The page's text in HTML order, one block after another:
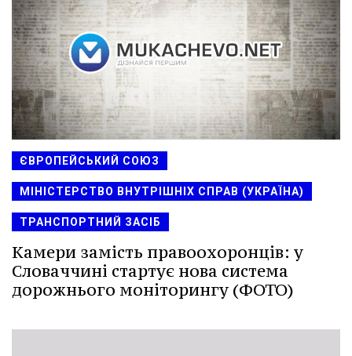
ЄВРОПЕЙСЬКИЙ СОЮЗ
МІНІСТЕРСТВО ВНУТРІШНІХ СПРАВ (УКРАЇНА)
ТРАНСПОРТНИЙ ЗАСІБ
Камери замість правоохоронців: у
Словаччині стартує нова система
дорожнього моніторингу (ФОТО)